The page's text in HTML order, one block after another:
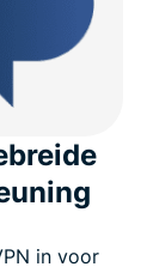
in voor